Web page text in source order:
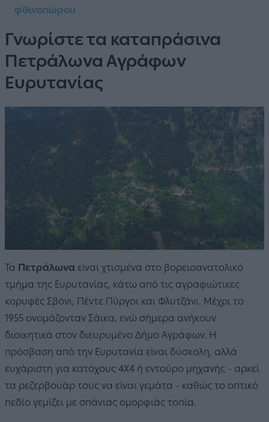
φθινοπώρου
Γνωρίστε τα καταπράσινα
Πετράλωνα Αγράφων
Ευρυτανίας
Τα Πετράλωνα είναι χτισμένα στο βορειοανατολικό
τμήμα της Ευρυτανίας, κάτω από τις αγραφιώτικες
κορυφές Σβόνι, Πέντε Πύργοι και Φλυτζάνι. Μέχρι το
1955 ονομάζονταν Σάικα, ενώ σήμερα ανήκουν
διοικητικά στον διευρυμένο Δήμο Αγράφων. Η
πρόσβαση από την Ευρυτανία είναι δύσκολη, αλλά
ευχάριστη για κατόχους 4Χ4 ή εντούρο μηχανής - αρκεί
τα ρεζερβουάρ τους να είναι γεμάτα - καθώς το οπτικό
πεδίο γεμίζει με σπάνιας ομορφιάς τοπία.